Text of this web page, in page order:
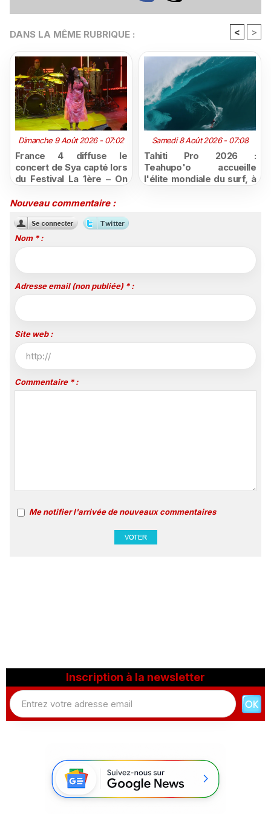
DANS LA MÊME RUBRIQUE : < >
Dimanche 9 Août 2026 - 07:02
France 4 diffuse le
concert de Sya capté lors
du Festival La 1ère – On
Samedi 8 Août 2026 - 07:08
Tahiti Pro 2026 :
Teahupo'o accueille
l'élite mondiale du surf, à
Nouveau commentaire :
Nom * :
Adresse email (non publiée) * :
Site web :
Commentaire * :
Me notifier l'arrivée de nouveaux commentaires
Inscription à la newsletter